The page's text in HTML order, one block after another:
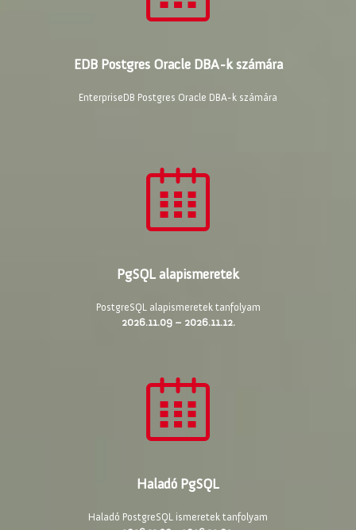
EDB Postgres Oracle DBA-k számára
EnterpriseDB Postgres Oracle DBA-k számára
PgSQL alapismeretek
PostgreSQL alapismeretek tanfolyam
2026.11.09 – 2026.11.12.
Haladó PgSQL
Haladó PostgreSQL ismeretek tanfolyam